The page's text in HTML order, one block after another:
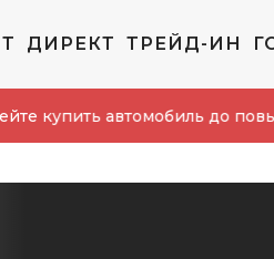
ДИРЕКТ ТРЕЙД-ИН
автомобиль до повышения